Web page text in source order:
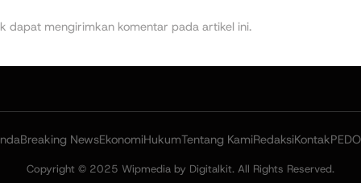
dapat mengirimkan komentar pada artikel ini.
Breaking NewsEkonomiHukumTentang KamiRedaksiKontak
Copyright © 2025 Wipmedia by Digitalkit. All Rights Reserved.